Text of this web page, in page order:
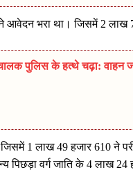
आवेदन भरा था। जिसमें 2 लाख
पुलिस के हत्थे चढ़ा: वाहन
1 लाख 49 हजार 610 ने
पिछड़ा वर्ग जाति के 4 लाख